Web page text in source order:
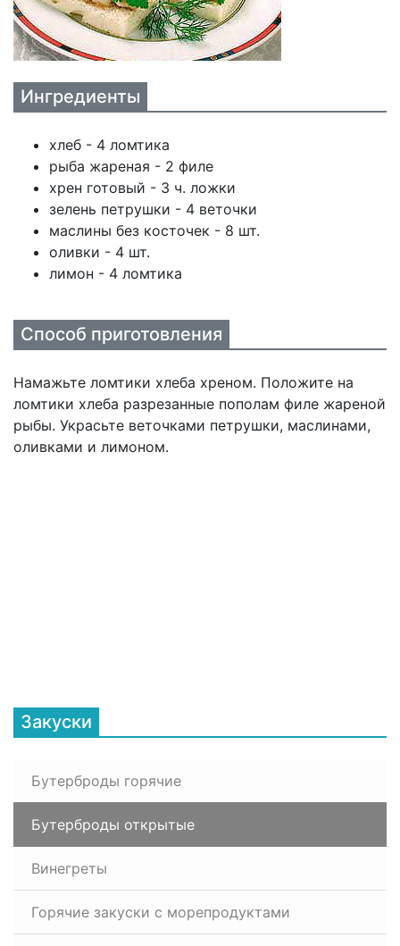
Ингредиенты
хлеб - 4 ломтика
рыба жареная - 2 филе
хрен готовый - 3 ч. ложки
зелень петрушки - 4 веточки
маслины без косточек - 8 шт.
оливки - 4 шт.
лимон - 4 ломтика
Способ приготовления
Намажьте ломтики хлеба хреном. Положите на
ломтики хлеба разрезанные пополам филе жареной
рыбы. Украсьте веточками петрушки, маслинами,
оливками и лимоном.
Закуски
Бутерброды горячие
Бутерброды открытые
Винегреты
Горячие закуски с морепродуктами